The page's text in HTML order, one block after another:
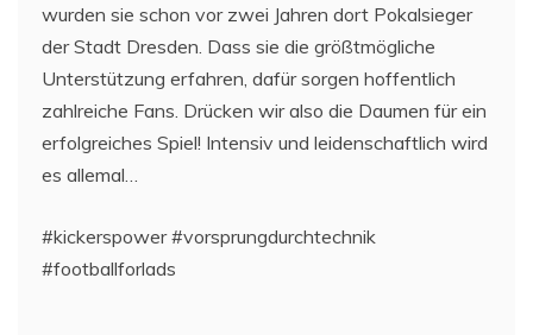
wurden sie schon vor zwei Jahren dort Pokalsieger
der Stadt Dresden. Dass sie die größtmögliche
Unterstützung erfahren, dafür sorgen hoffentlich
zahlreiche Fans. Drücken wir also die Daumen für ein
erfolgreiches Spiel! Intensiv und leidenschaftlich wird
es allemal…
#kickerspower #vorsprungdurchtechnik
#footballforlads